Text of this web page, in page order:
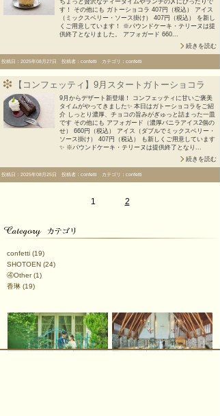
す！ その他にも ガトーショコラ 407円（税込） アイス
（ミックスベリー・ソース掛け） 407円（税込） を新し
くご用意しています！ ※パウンドケーキ・テリーヌは提
供終了となりました。 アフォガード 660...
続きを読む
投稿日：2025年08月27日 投稿者：confetti カテゴリ：confetti
【コンフェッティ】9月スタートガトーショコラ
9月からデザート新登場！ コンフェッティに甘いご褒美
タイムがやってきました✨ 本日はガトーショコラをご紹
介 しっとり濃厚、チョコの旨みがぎゅっと詰まった一皿
です その他にも アフォガード（濃厚バニラアイス2個の
せ） 660円（税込） アイス（ダブルでミックスベリー・
ソース掛け） 407円（税込） も新しくご用意しています
✨ ※パウンドケーキ・テリーヌは提供終了となり...
続きを読む
投稿日：2025年08月25日 投稿者：confetti カテゴリ：confetti
1 2
confetti (19)
SHOTOEN (24)
④Other(1)
香琳 (19)